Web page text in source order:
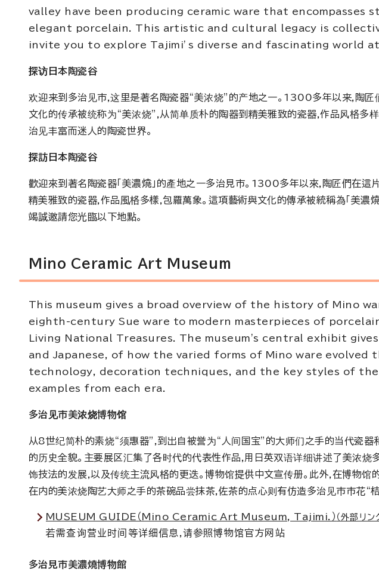
valley have been producing ceramic ware that encompasses
elegant porcelain. This artistic and cultural legacy is
invite you to explore Tajimi’s diverse and fascinating world
探访日本陶瓷谷
欢迎来到多治见市,这里是著名陶瓷器“美浓烧”的产地之一。1300多年以来,陶匠
文化的传承被统称为“美浓烧”,从简单质朴的陶器到精美雅致的瓷器,作品风格多
治见丰富而迷人的陶瓷世界。
探訪日本陶瓷谷
歡迎來到著名陶瓷器「美濃燒」的產地之一多治見市。1300多年以來,陶匠們在
精美雅致的瓷器,作品風格多樣,包羅萬象。這項藝術與文化的傳承被統稱為「美濃
竭誠邀請您光臨以下地點。
Mino Ceramic Art Museum
This museum gives a broad overview of the history of Mino
eighth-century Sue ware to modern masterpieces of
Living National Treasures. The museum's central exhibit
and Japanese, of how the varied forms of Mino ware evolved
technology, decoration techniques, and the key styles of
examples from each era.
多治见市美浓烧博物馆
从8世纪简朴的素烧“须惠器”,到出自被誉为“人间国宝”的大师们之手的当代瓷
的历史全貌。主要展区汇集了各时代的代表性作品,用日英双语详细讲述了美浓烧
饰技法的发展,以及传统主流风格的更迭。博物馆提供中文宣传册。此外,在博物
在内的美浓烧陶艺大师之手的茶碗品尝抹茶,佐茶的点心则有仿造多治见市市花“桔
MUSEUM GUIDE（Mino Ceramic Art Museum, Tajimi.） （外部リン
若需查询营业时间等详细信息,请参照博物馆官方网站
多治見市美濃燒博物館